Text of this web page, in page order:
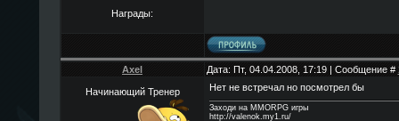
Награды:
Axel Дата: Пт, 04.04.2008, 17:19 | Сообщение #
Начинающий Тренер Нет не встречал но посмотрел бы
Заходи на MMORPG игры
http://valenok.my1.ru/